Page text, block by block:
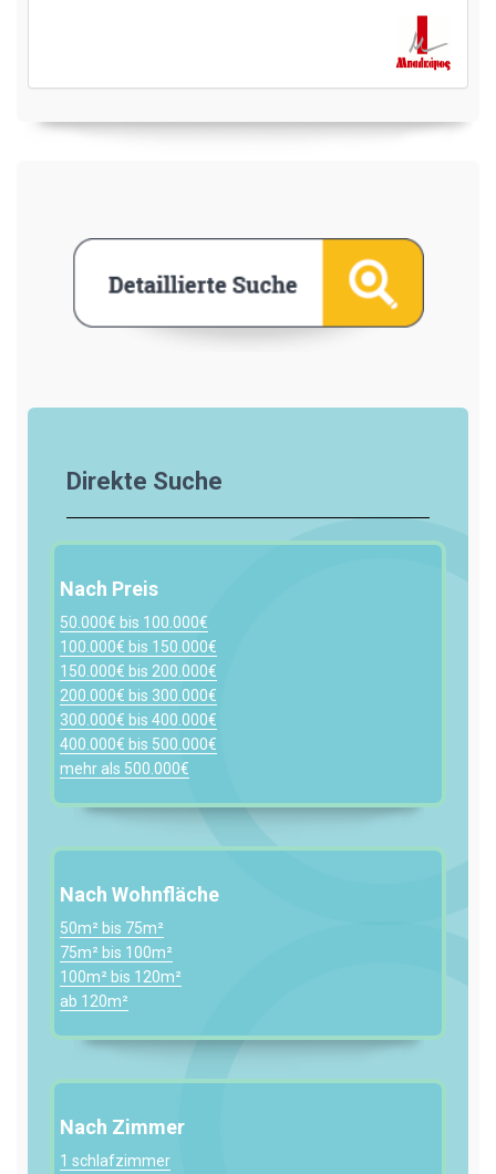
Direkte Suche
Nach Preis
50.000€ bis 100.000€
100.000€ bis 150.000€
150.000€ bis 200.000€
200.000€ bis 300.000€
300.000€ bis 400.000€
400.000€ bis 500.000€
mehr als 500.000€
Nach Wohnfläche
50m² bis 75m²
75m² bis 100m²
100m² bis 120m²
ab 120m²
Nach Zimmer
1 schlafzimmer